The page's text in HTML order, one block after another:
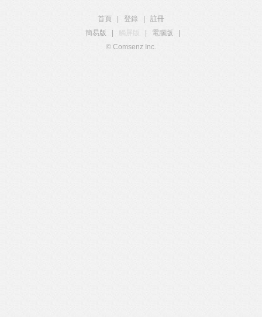
首頁 登錄
註冊
簡易版
觸屏版 電腦版
© Comsenz Inc.